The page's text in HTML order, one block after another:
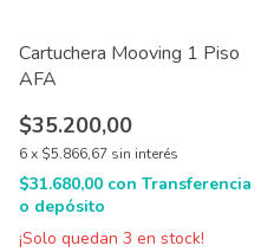
Cartuchera Mooving 1 Piso
AFA
$35.200,00
6x $5.866,67 sin interés
$31.680,00 con Transferencia
o depósito
¡Solo quedan 3 en stock!